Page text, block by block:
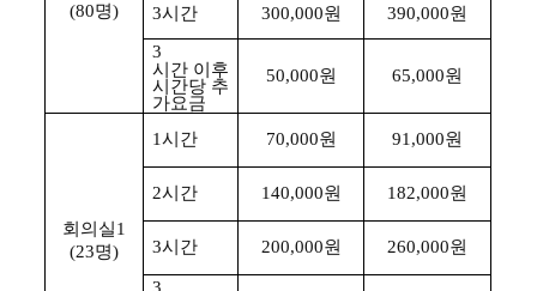
(80명) 3시간 300,000원 390,000원
3
시간 이후
시간당 추
가요금
50,000원 65,000원
회의실1
(23명)
1시간 70,000원 91,000원
2시간 140,000원 182,000원
3시간 200,000원 260,000원